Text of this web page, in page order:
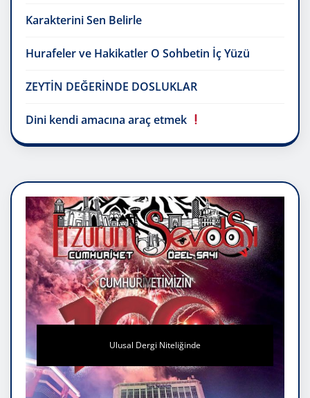
Karakterini Sen Belirle
Hurafeler ve Hakikatler O Sohbetin İç Yüzü
ZEYTİN DEĞERİNDE DOSLUKLAR
Dini kendi amacına araç etmek
Ulusal Dergi Niteliğinde